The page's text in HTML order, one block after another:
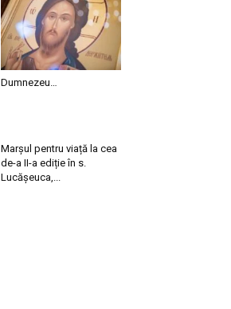
Dumnezeu…
Marșul pentru viață la cea
de-a II-a ediție în s.
Lucășeuca,...